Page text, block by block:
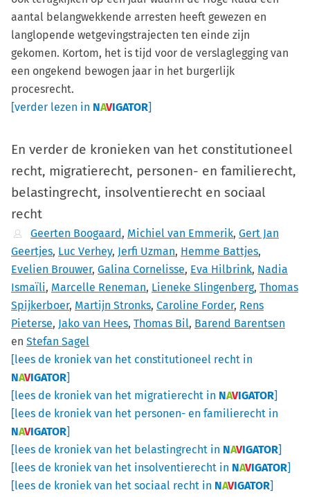
aantal belangwekkende arresten heeft gewezen en
langlopende wetgevingstrajecten ten einde zijn
gekomen. Kortom, het is tijd voor de verslaglegging van
een ongekend bewogen jaar in het burgerlijk
procesrecht.
[verder lezen in NAVIGATOR]
En verder de kronieken van het constitutioneel
recht, migratierecht, personen- en familierecht,
belastingrecht, insolventierecht en sociaal
recht
Geerten Boogaard , Michiel van Emmerik, Gert Jan
Geertjes, Luc Verhey, Jerfi Uzman, Hemme Battjes,
Evelien Brouwer, Galina Cornelisse, Eva Hilbrink, Nadia
Ismaïli, Marcelle Reneman, Lieneke Slingenberg, Thomas
Spijkerboer, Martijn Stronks, Caroline Forder, Rens
Pieterse, Jako van Hees, Thomas Bil, Barend Barentsen
en Stefan Sagel
[lees de kroniek van het constitutioneel recht in
NAVIGATOR]
[lees de kroniek van het migratierecht in NAVIGATOR]
[lees de kroniek van het personen- en familierecht in
NAVIGATOR]
[lees de kroniek van het belastingrecht in NAVIGATOR]
[lees de kroniek van het insolventierecht in NAVIGATOR]
[lees de kroniek van het sociaal recht in NAVIGATOR]